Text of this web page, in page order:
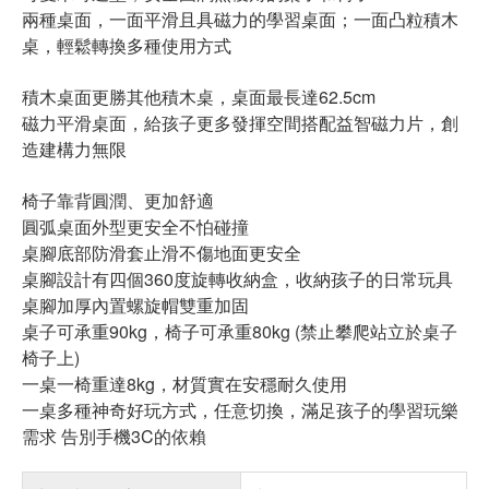
兩種桌面，一面平滑且具磁力的學習桌面；一面凸粒積木
桌，輕鬆轉換多種使用方式
積木桌面更勝其他積木桌，桌面最長達62.5cm
磁力平滑桌面，給孩子更多發揮空間搭配益智磁力片，創
造建構力無限
椅子靠背圓潤、更加舒適
圓弧桌面外型更安全不怕碰撞
桌腳底部防滑套止滑不傷地面更安全
桌腳設計有四個360度旋轉收納盒，收納孩子的日常玩具
桌腳加厚內置螺旋帽雙重加固
桌子可承重90kg，椅子可承重80kg (禁止攀爬站立於桌子
椅子上)
一桌一椅重達8kg，材質實在安穩耐久使用
一桌多種神奇好玩方式，任意切換，滿足孩子的學習玩樂
需求 告別手機3C的依賴